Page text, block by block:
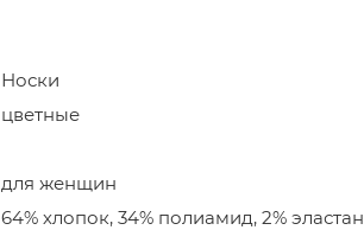
Носки
цветные
для женщин
64% хлопок, 34% полиамид, 2% эластан